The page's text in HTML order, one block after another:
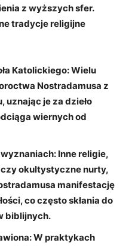
z ​wyższych sfer.
tradycje religijne
Katolickiego:‌Wielu
Nostradamusa z
⁤uznając je za dzieło
wiernych ‌od
‍Inne religie,
‍okultystyczne nurty,
manifestację
co często skłania do
biblijnych.
W praktykach